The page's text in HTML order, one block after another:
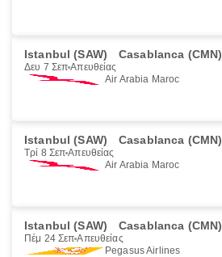
Istanbul (SAW) Casablanca (CMN)
Δευ 7 Σεπ Απευθείας
Air Arabia Maroc
Istanbul (SAW) Casablanca (CMN)
Τρί 8 Σεπ Απευθείας
Air Arabia Maroc
Istanbul (SAW) Casablanca (CMN)
Πέμ 24 Σεπ Απευθείας
Pegasus Airlines